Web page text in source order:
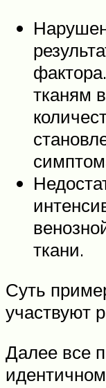
тканям
ткани.
Суть
участвуют
Далее все